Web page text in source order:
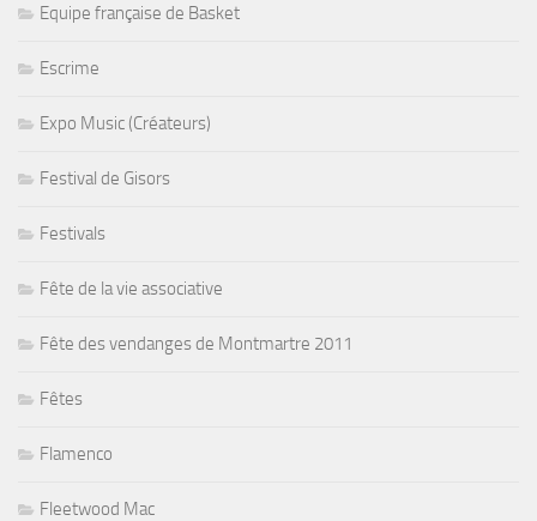
Equipe française de Basket
Escrime
Expo Music (Créateurs)
Festival de Gisors
Festivals
Fête de la vie associative
Fête des vendanges de Montmartre 2011
Fêtes
Flamenco
Fleetwood Mac